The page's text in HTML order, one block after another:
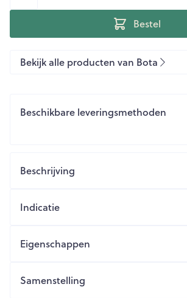
Bestel
Bekijk alle producten van Bota
Beschikbare leveringsmethoden
Beschrijving
Indicatie
Eigenschappen
Samenstelling